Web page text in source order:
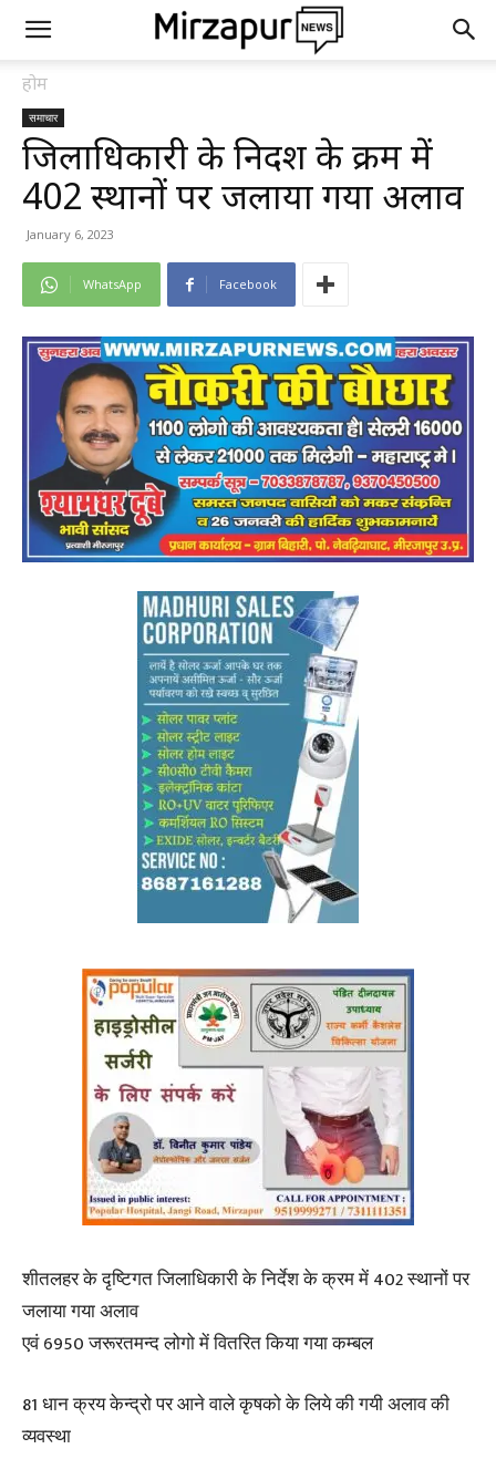
होम
समाचार
जिलाधिकारी के निर्देश के क्रम में
402 स्थानों पर जलाया गया अलाव
January 6, 2023
WhatsApp Facebook
शीतलहर के दृष्टिगत जिलाधिकारी के निर्देश के क्रम में 402 स्थानों पर
जलाया गया अलाव
एवं 6950 जरूरतमन्द लोगो में वितरित किया गया कम्बल
81 धान क्रय केन्द्रो पर आने वाले कृषको के लिये की गयी अलाव की
व्यवस्था